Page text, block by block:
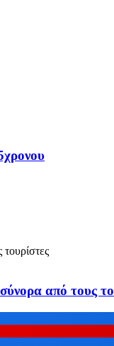
από τους